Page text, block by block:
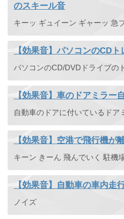
のスキール音
【効果音】パソコンのCD
【効果音】車のドアミラー
【効果音】空港で飛行機が
キーン きーん 飛んでいく 駐機
【効果音】自動車の車内走
ノイズ